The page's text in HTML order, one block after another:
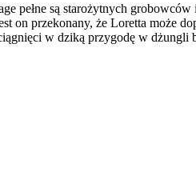
pełne są starożytnych
on przekonany, że Loretta może
w dziką przygodę w dżungli